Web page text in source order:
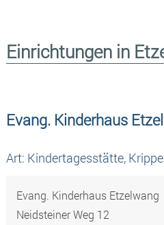
Einrichtungen in
Evang. Kinderhaus
Art: Kindertagesstätte, Krippe
Evang. Kinderhaus Etzelwang
Neidsteiner Weg 12